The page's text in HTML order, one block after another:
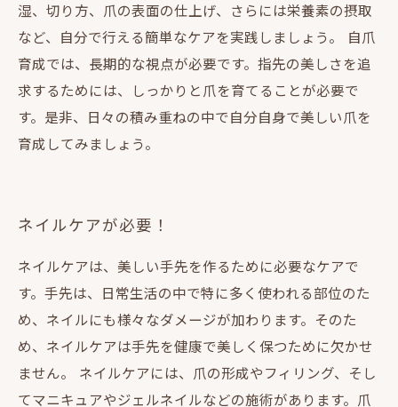
湿、切り方、爪の表面の仕上げ、さらには栄養素の摂取
など、自分で行える簡単なケアを実践しましょう。 自爪
育成では、長期的な視点が必要です。指先の美しさを追
求するためには、しっかりと爪を育てることが必要で
す。是非、日々の積み重ねの中で自分自身で美しい爪を
育成してみましょう。
ネイルケアが必要！
ネイルケアは、美しい手先を作るために必要なケアで
す。手先は、日常生活の中で特に多く使われる部位のた
め、ネイルにも様々なダメージが加わります。そのた
め、ネイルケアは手先を健康で美しく保つために欠かせ
ません。 ネイルケアには、爪の形成やフィリング、そし
てマニキュアやジェルネイルなどの施術があります。爪